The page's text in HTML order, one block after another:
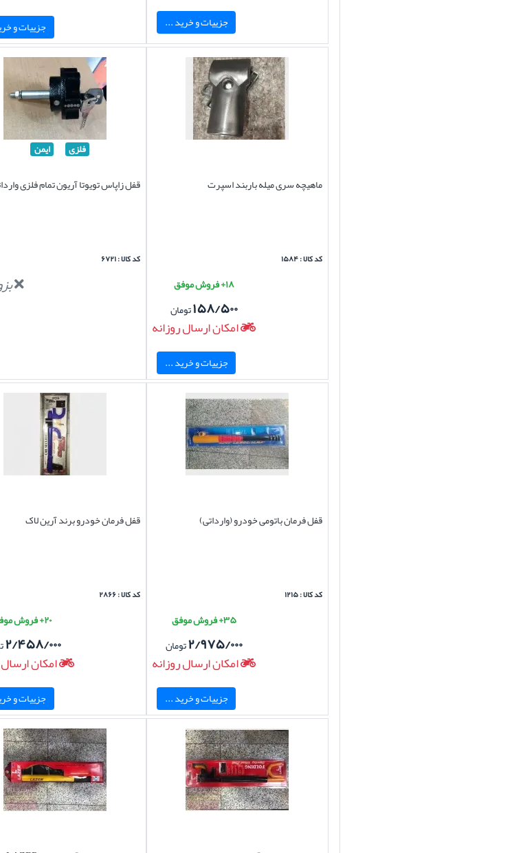
جزییات و خرید ... جزییات و
ماهیچه سری میله باربند اسپرت
کد کالا : ۱۵۸۴
۱۸+ فروش موفق
۱۵۸/۵۰۰تومان
امکان ارسال روزانه
جزییات و خرید ...
فلزی ایمن
قفل زاپاس تویوتا آریون تمام فلزی
کد کالا : ۶۷۲۱
قفل فرمان باتومی خودرو (وارداتی)
کد کالا : ۱۲۱۵
۳۵+ فروش موفق
۲/۹۷۵/۰۰۰تومان
امکان ارسال روزانه
جزییات و خرید ...
قفل فرمان خودرو برند آرین لاک
کد کالا : ۲۸۶۶
۲۰+ فروش موفق
۲/۴۵۸/۰۰۰
امکان
جزییات و